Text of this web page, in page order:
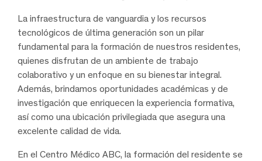
La infraestructura de vanguardia y los recursos
tecnológicos de última generación son un pilar
fundamental para la formación de nuestros residentes,
quienes disfrutan de un ambiente de trabajo
colaborativo y un enfoque en su bienestar integral.
Además, brindamos oportunidades académicas y de
investigación que enriquecen la experiencia formativa,
así como una ubicación privilegiada que asegura una
excelente calidad de vida.
En el Centro Médico ABC, la formación del residente se